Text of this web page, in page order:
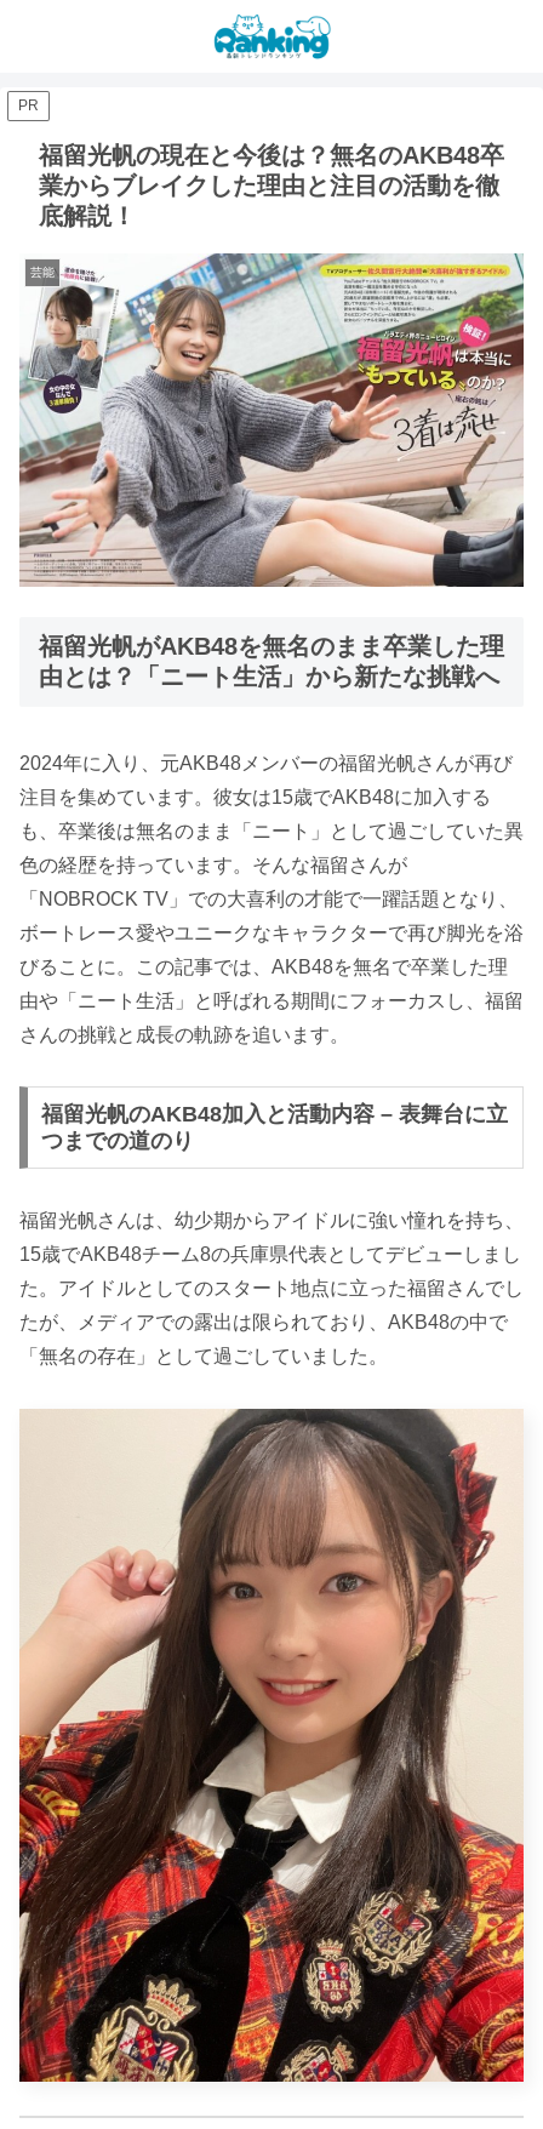
PR
福留光帆の現在と今後は？無名のAKB48卒
業からブレイクした理由と注目の活動を徹
底解説！
芸能
福留光帆がAKB48を無名のまま卒業した理
由とは？「ニート生活」から新たな挑戦へ
2024年に入り、元AKB48メンバーの福留光帆さんが再び
注目を集めています。彼女は15歳でAKB48に加入する
も、卒業後は無名のまま「ニート」として過ごしていた異
色の経歴を持っています。そんな福留さんが
「NOBROCK TV」での大喜利の才能で一躍話題となり、
ボートレース愛やユニークなキャラクターで再び脚光を浴
びることに。この記事では、AKB48を無名で卒業した理
由や「ニート生活」と呼ばれる期間にフォーカスし、福留
さんの挑戦と成長の軌跡を追います。
福留光帆のAKB48加入と活動内容 – 表舞台に立
つまでの道のり
福留光帆さんは、幼少期からアイドルに強い憧れを持ち、
15歳でAKB48チーム8の兵庫県代表としてデビューしまし
た。アイドルとしてのスタート地点に立った福留さんでし
たが、メディアでの露出は限られており、AKB48の中で
「無名の存在」として過ごしていました。